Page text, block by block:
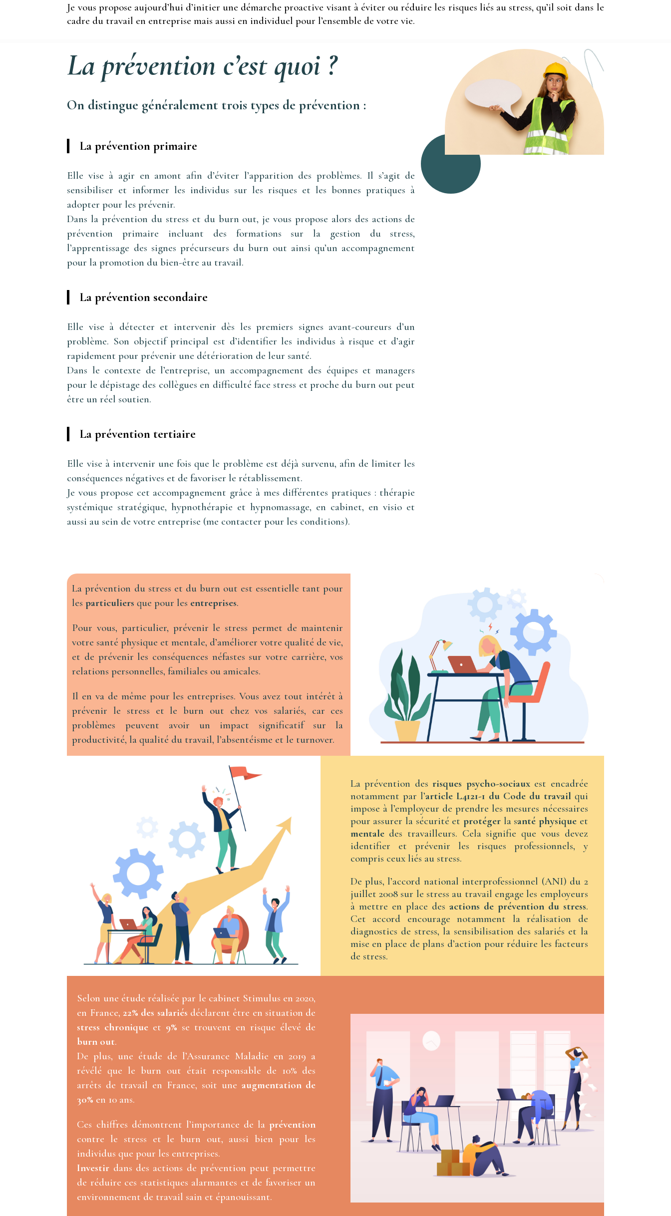
Je vous propose aujourd’hui d’initier une démarche proactive visant à éviter ou réduire les risques liés au stress, qu’il soit dans le
cadre du travail en entreprise mais aussi en individuel pour l’ensemble de votre vie.
La prévention c’est quoi ?
On distingue généralement trois types de prévention :
La prévention primaire
Elle vise à agir en amont afin d’éviter l’apparition des problèmes. Il s’agit de
sensibiliser et informer les individus sur les risques et les bonnes pratiques à
adopter pour les prévenir.
Dans la prévention du stress et du burn out, je vous propose alors des actions de
prévention primaire incluant des formations sur la gestion du stress,
l’apprentissage des signes précurseurs du burn out ainsi qu’un accompagnement
pour la promotion du bien-être au travail.
La prévention secondaire
Elle vise à détecter et intervenir dès les premiers signes avant-coureurs d’un
problème. Son objectif principal est d’identifier les individus à risque et d’agir
rapidement pour prévenir une détérioration de leur santé.
Dans le contexte de l’entreprise, un accompagnement des équipes et managers
pour le dépistage des collègues en difficulté face stress et proche du burn out peut
être un réel soutien.
La prévention tertiaire
Elle vise à intervenir une fois que le problème est déjà survenu, afin de limiter les
conséquences négatives et de favoriser le rétablissement.
Je vous propose cet accompagnement grâce à mes différentes pratiques : thérapie
systémique stratégique, hypnothérapie et hypnomassage, en cabinet, en visio et
aussi au sein de votre entreprise (me contacter pour les conditions).
La prévention du stress et du burn out est essentielle tant pour
lesparticuliers que pour les entreprises.
Pour vous, particulier, prévenir le stress permet de maintenir
votre santé physique et mentale, d’améliorer votre qualité de vie,
et de prévenir les conséquences néfastes sur votre carrière, vos
relations personnelles, familiales ou amicales.
Il en va de même pour les entreprises. Vous avez tout intérêt à
prévenir le stress et le burn out chez vos salariés, car ces
problèmes peuvent avoir un impact significatif sur la
productivité, la qualité du travail, l’absentéisme et le turnover.
La prévention desrisques psycho-sociauxest encadrée
notamment par l’article L4121-1 du Code du travailqui
impose à l’employeur de prendre les mesures nécessaires
pour assurer la sécurité et protégerla santé physiqueet
mentaledes travailleurs. Cela signifie que vous devez
identifier et prévenir les risques professionnels, y
compris ceux liés au stress.
De plus, l’accord national interprofessionnel (ANI) du 2
juillet 2008 sur le stress au travail engage les employeurs
à mettre en place des actions de prévention du stress.
Cet accord encourage notamment la réalisation de
diagnostics de stress, la sensibilisation des salariés et la
mise en place de plans d’action pour réduire les facteurs
de stress.
Selon une étude réalisée par le cabinet Stimulus en 2020,
en France, 22% des salariés déclarent être en situation de
stress chronique et 9% se trouvent en risque élevé de
burn out.
De plus, une étude de l’Assurance Maladie en 2019 a
révélé que le burn out était responsable de 10% des
arrêts de travail en France, soit une augmentation de
30% en 10 ans.
Ces chiffres démontrent l’importance de laprévention
contre le stress et le burn out, aussi bien pour les
individus que pour les entreprises.
Investir dans des actions de prévention peut permettre
de réduire ces statistiques alarmantes et de favoriser un
environnement de travail sain et épanouissant.